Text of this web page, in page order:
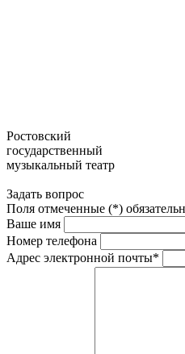
Ростовский
государственный
музыкальный театр
Задать вопрос
Поля отмеченные (*)
Ваше имя
Номер телефона
Адрес электронной почты*